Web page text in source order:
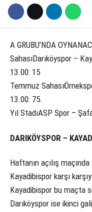
A GRUBU’NDA
SahasıDarıköyspor –
13.00: 15
Temmuz
13.00: 75.
Yıl StadıASP Spor –
DARIKÖYSPOR –
Haftanın açılış
Kayadibispor karşı
Kayadibispor bu maçta
Darıköyspor ise ikinci